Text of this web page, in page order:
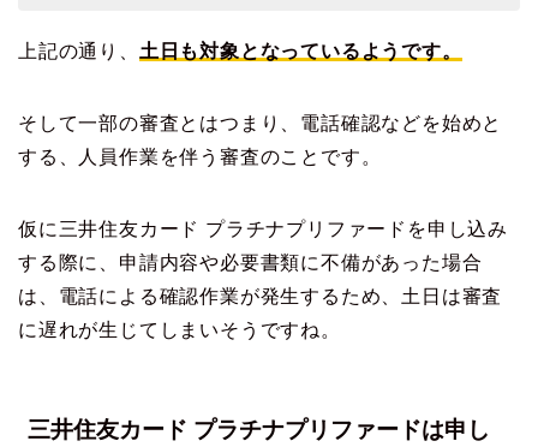
上記の通り、 土日も対象となっているようです。
そして一部の審査とはつまり、電話確認などを始めと
する、人員作業を伴う審査のことです。
仮に三井住友カード プラチナプリファードを申し込み
する際に、申請内容や必要書類に不備があった場合
は、電話による確認作業が発生するため、土日は審査
に遅れが生じてしまいそうですね。
三井住友カード プラチナプリファードは申し